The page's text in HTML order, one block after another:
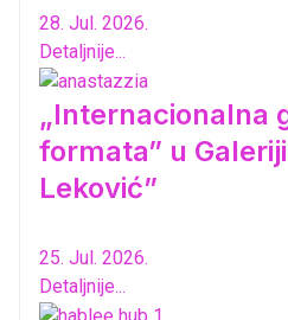
28. Jul. 2026.
Detaljnije...
„Internacionalna
formata” u
Leković”
25. Jul. 2026.
Detaljnije...